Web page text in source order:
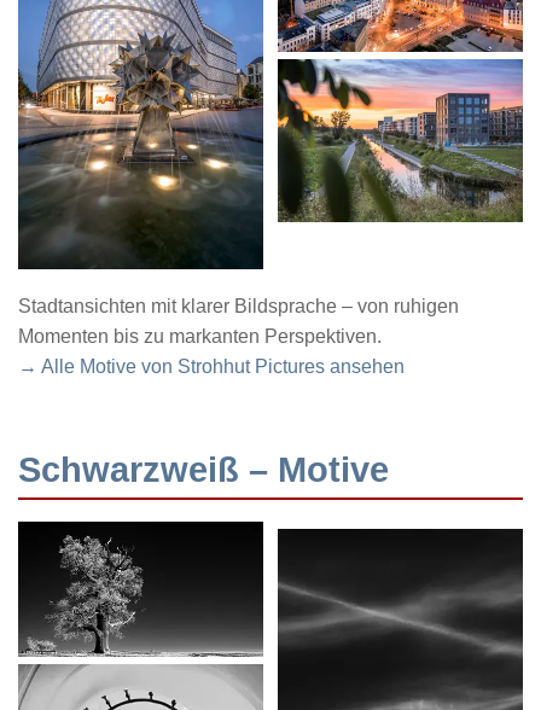
Stadtansichten mit klarer Bildsprache – von ruhigen
Momenten bis zu markanten Perspektiven.
→ Alle Motive von Strohhut Pictures ansehen
Schwarzweiß – Motive